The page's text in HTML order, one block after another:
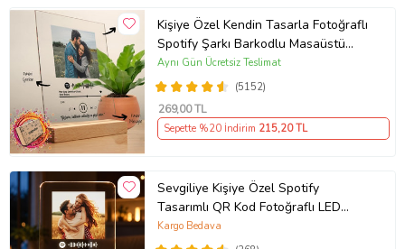
Kişiye Özel Kendin Tasarla Fotoğraflı
Spotify Şarkı Barkodlu Masaüstü
Plak Fotoğraf Çerçevesi
(5152)
Aynı Gün Ücretsiz Teslimat
269,00 TL
Sepette %20 İndirim 215,20 TL
Sevgiliye Kişiye Özel Spotify
Tasarımlı QR Kod Fotoğraflı LED
Gece Lambası Ahşap Kaideli Hediye
Kargo Bedava